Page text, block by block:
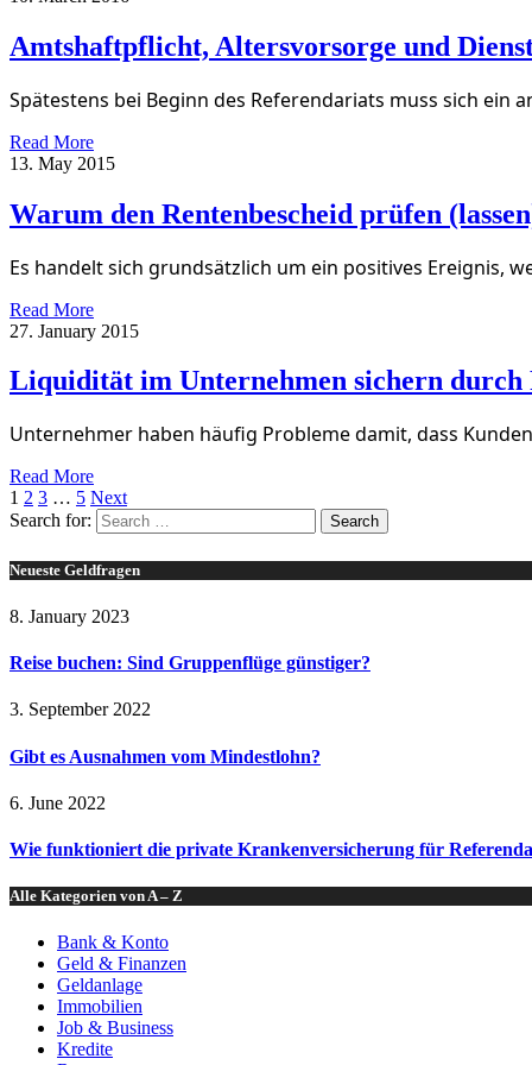
Amtshaftpflicht, Altersvorsorge und
Spätestens bei Beginn des Referendariats muss sich
Read More
13. May 2015
Warum den Rentenbescheid prüfen
Es handelt sich grundsätzlich um ein positives Ereignis,
Read More
27. January 2015
Liquidität im Unternehmen sichern durch
Unternehmer haben häufig Probleme damit, dass
Read More
1 2 3 … 5 Next
Search for:
Neueste Geldfragen
8. January 2023
Reise buchen: Sind Gruppenflüge günstiger?
3. September 2022
Gibt es Ausnahmen vom Mindestlohn?
6. June 2022
Wie funktioniert die private Krankenversicherung für
Alle Kategorien von A – Z
Bank & Konto
Geld & Finanzen
Geldanlage
Immobilien
Job & Business
Kredite